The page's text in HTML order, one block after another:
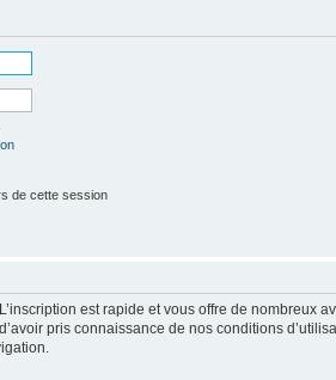
de cette session
est rapide et vous offre de
pris connaissance de nos conditions